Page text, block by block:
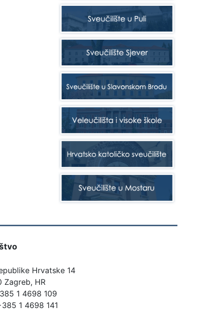
Hrvatske 14
Zagreb, HR
1 4698 109
1 4698 141